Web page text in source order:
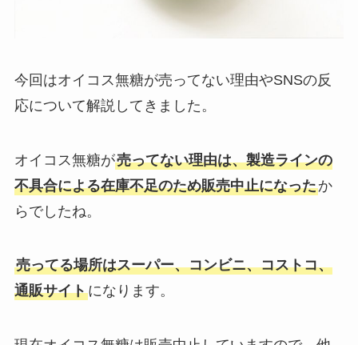
今回はオイコス無糖が売ってない理由やSNSの反
応について解説してきました。
オイコス無糖が売ってない理由は、製造ラインの
不具合による在庫不足のため販売中止になったか
らでしたね。
売ってる場所はスーパー、コンビニ、コストコ、
通販サイトになります。